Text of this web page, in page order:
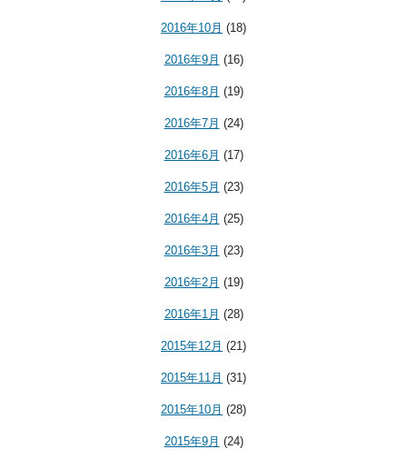
2016年10月 (18)
2016年9月 (16)
2016年8月 (19)
2016年7月 (24)
2016年6月 (17)
2016年5月 (23)
2016年4月 (25)
2016年3月 (23)
2016年2月 (19)
2016年1月 (28)
2015年12月 (21)
2015年11月 (31)
2015年10月 (28)
2015年9月 (24)